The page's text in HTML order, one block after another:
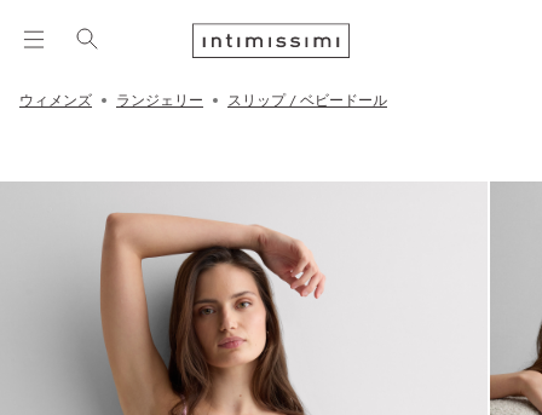
ウィメンズ ランジェリー スリップ / ベビードール